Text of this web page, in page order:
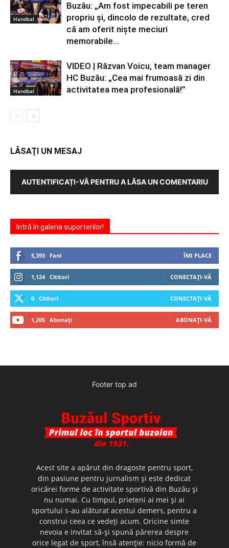
Handbal
Buzău: „Am fost impecabili pe teren
propriu și, dincolo de rezultate, cred
că am oferit niște meciuri
memorabile...
Handbal
VIDEO | Răzvan Voicu, team manager
HC Buzău: „Cea mai frumoasă zi din
activitatea mea profesională!”
LĂSAȚI UN MESAJ
AUTENTIFICAȚI-VĂ PENTRU A LĂSA UN COMENTARIU
Intră în galeria suporterilor!
5,393 Fani ÎMI PLACE
1,124 Cititori CONECTAȚI-VĂ
0 Cititori CONECTAȚI-VĂ
1,205 Abonați ABONAȚI-VĂ
Footer top ad
Acest site a apărut din dragoste pentru sport,
din pasiune pentru jurnalism şi este dedicat
oricărei forme de activitate sportivă din Buzău şi
nu numai. Cu timpul, prieteni ai mei şi ai
sportului s-au alăturat acestui demers, pentru a
construi ceea ce vedeţi acum. Oricine simte
nevoia e invitat să-şi spună părerea despre
orice legat de sport, însă atenţie: nicio formă de